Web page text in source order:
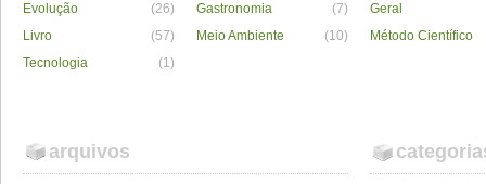
Evolução
(26) Gastronomia (7)
Geral
Livro
(57) Meio Ambiente (10)
Método Científico
Tecnologia
(1)
arquivos